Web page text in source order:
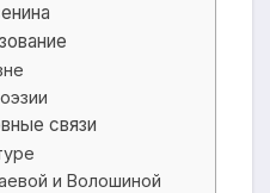
связи
и Волошиной